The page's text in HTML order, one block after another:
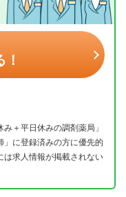
＋平日休みの調剤薬局」
」に登録済みの方に優先的
は求人情報が掲載されない